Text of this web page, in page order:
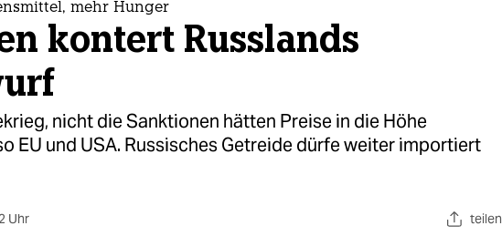
mehr Hunger
kontert Russlands
nicht die Sanktionen hätten Preise in die Höhe
EU und USA. Russisches Getreide dürfe weiter importiert
Uhr teilen